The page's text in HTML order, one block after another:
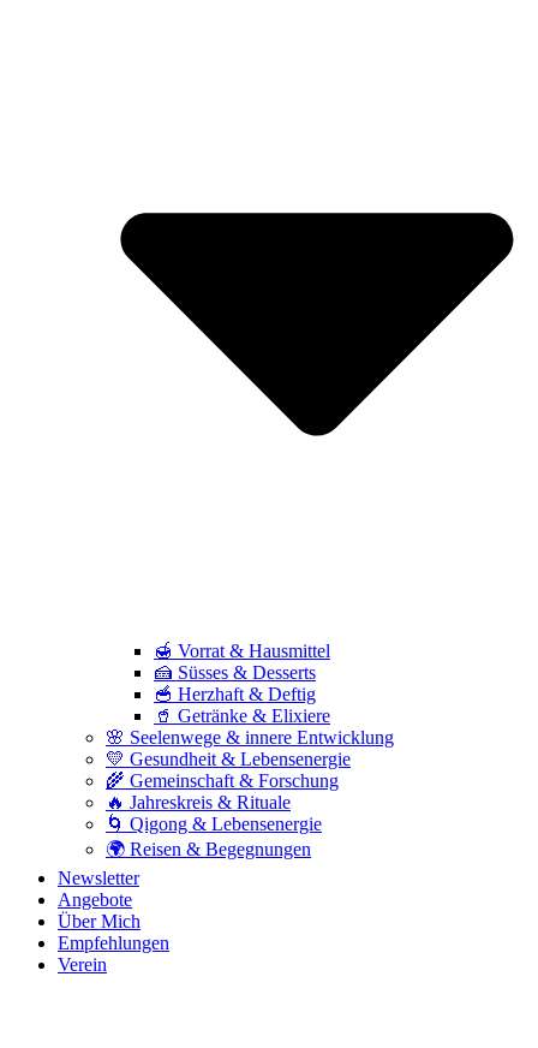
🍯 Vorrat & Hausmittel
🍰 Süsses & Desserts
🥣 Herzhaft & Deftig
🥤 Getränke & Elixiere
🌸 Seelenwege & innere Entwicklung
💛 Gesundheit & Lebensenergie
🌾 Gemeinschaft & Forschung
🔥 Jahreskreis & Rituale
🌀 Qigong & Lebensenergie
🌍 Reisen & Begegnungen
Newsletter
Angebote
Über Mich
Empfehlungen
Verein